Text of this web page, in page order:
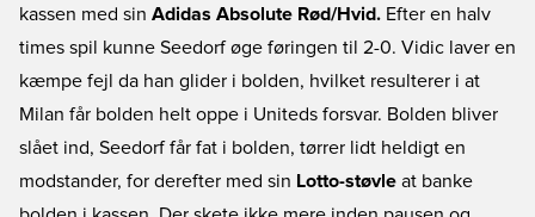
kassen med sin Adidas Absolute Rød/Hvid. Efter en halv
times spil kunne Seedorf øge føringen til 2-0. Vidic laver en
kæmpe fejl da han glider i bolden, hvilket resulterer i at
Milan får bolden helt oppe i Uniteds forsvar. Bolden bliver
slået ind, Seedorf får fat i bolden, tørrer lidt heldigt en
modstander, for derefter med sin Lotto-støvle at banke